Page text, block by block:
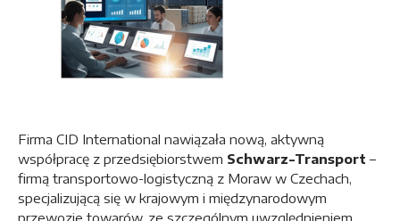
Firma CID International nawiązała nową, aktywną
współpracę z przedsiębiorstwem Schwarz-Transport –
firmą transportowo-logistyczną z Moraw w Czechach,
specjalizującą się w krajowym i międzynarodowym
przewozie towarów, ze szczególnym uwzględnieniem